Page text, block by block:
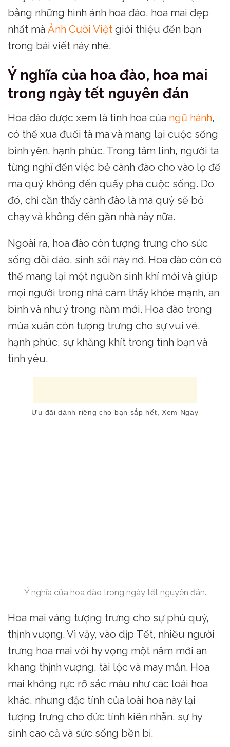
bằng những hình ảnh hoa đào, hoa mai đẹp
nhất mà Ảnh Cười Việt giới thiệu đến bạn
trong bài viết này nhé.
Ý nghĩa của hoa đào, hoa mai
trong ngày tết nguyên đán
Hoa đào được xem là tinh hoa của ngũ hành,
có thể xua đuổi tà ma và mang lại cuộc sống
bình yên, hạnh phúc. Trong tâm linh, người ta
từng nghĩ đến việc bẻ cành đào cho vào lọ để
ma quỷ không đến quấy phá cuộc sống. Do
đó, chỉ cần thấy cành đào là ma quỷ sẽ bỏ
chạy và không đến gần nhà này nữa.
Ngoài ra, hoa đào còn tượng trưng cho sức
sống dồi dào, sinh sôi nảy nở. Hoa đào còn có
thể mang lại một nguồn sinh khí mới và giúp
mọi người trong nhà cảm thấy khỏe mạnh, an
bình và như ý trong năm mới. Hoa đào trong
mùa xuân còn tượng trưng cho sự vui vẻ,
hạnh phúc, sự khăng khít trong tình bạn và
tình yêu.
Ưu đãi dành riêng cho bạn sắp hết, Xem Ngay
Ý nghĩa của hoa đào trong ngày tết nguyên đán.
Hoa mai vàng tượng trưng cho sự phú quý,
thịnh vượng. Vì vậy, vào dịp Tết, nhiều người
trưng hoa mai với hy vọng một năm mới an
khang thịnh vượng, tài lộc và may mắn. Hoa
mai không rực rỡ sắc màu như các loài hoa
khác, nhưng đặc tính của loài hoa này lại
tượng trưng cho đức tính kiên nhẫn, sự hy
sinh cao cả và sức sống bền bỉ.